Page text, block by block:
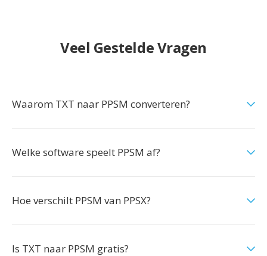
Veel Gestelde Vragen
Waarom TXT naar PPSM converteren?
Welke software speelt PPSM af?
Hoe verschilt PPSM van PPSX?
Is TXT naar PPSM gratis?